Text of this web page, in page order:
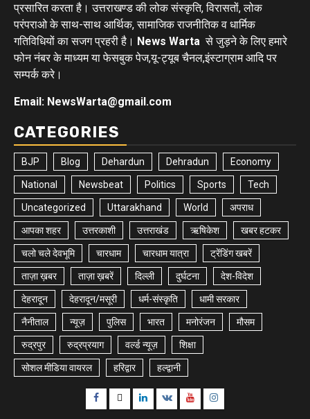
प्रसारित करता है। उत्तराखण्ड की लोक संस्कृति, विरासतों, लोक
परंपराओ के साथ-साथ आर्थिक, सामाजिक राजनीतिक व धार्मिक
गतिविधियों का सजग प्रहरी है। News Warta से जुड़ने के लिए हमारे
फोन नंबर के माध्यम या फेसबुक पेज,यू-ट्यूब चैनल,इंस्टाग्राम आदि पर
सम्पर्क करे।
Email: NewsWarta@gmail.com
CATEGORIES
BJP Blog Dehardun Dehradun Economy
National Newsbeat Politics Sports Tech
Uncategorized Uttarakhand World अपराध
आपका शहर उत्तरकाशी उत्तराखंड ऋषिकेश खबर हटकर
चलो चले देवभूमि चारधाम चारधाम यात्रा ट्रेंडिंग खबरें
ताज़ा ख़बर ताज़ा ख़बरें दिल्ली दुर्घटना देश-विदेश
देहरादून देहरादून/मसूरी धर्म-संस्कृति धामी सरकार
नैनीताल न्यूज़ पुलिस भारत मनोरंजन मौसम
रुद्रपुर रुद्रप्रयाग वर्ल्ड न्यूज़ शिक्षा
सोशल मीडिया वायरल हरिद्वार हल्द्वानी
Facebook
TwitterLinkedin
VK YoutubeInstagram